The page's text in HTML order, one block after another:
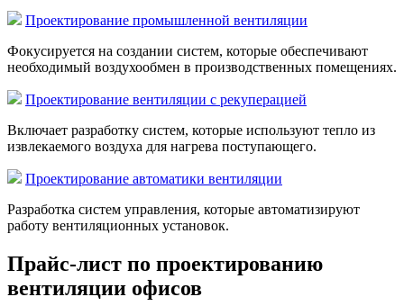
Проектирование промышленной вентиляции
Фокусируется на создании систем, которые обеспечивают
необходимый воздухообмен в производственных помещениях.
Проектирование вентиляции с рекуперацией
Включает разработку систем, которые используют тепло из
извлекаемого воздуха для нагрева поступающего.
Проектирование автоматики вентиляции
Разработка систем управления, которые автоматизируют
работу вентиляционных установок.
Прайс-лист по проектированию
вентиляции офисов